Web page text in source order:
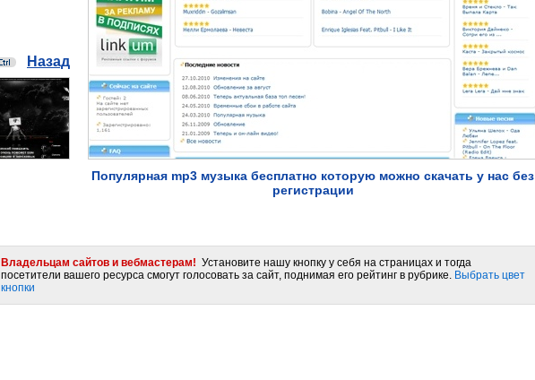
Назад
Популярная mp3 музыка бесплатно которую можно скачать у нас без
регистрации
Владельцам сайтов и вебмастерам! Установите нашу кнопку у себя на страницах и тогда
посетители вашего ресурса смогут голосовать за сайт, поднимая его рейтинг в рубрике. Выбрать цвет
кнопки